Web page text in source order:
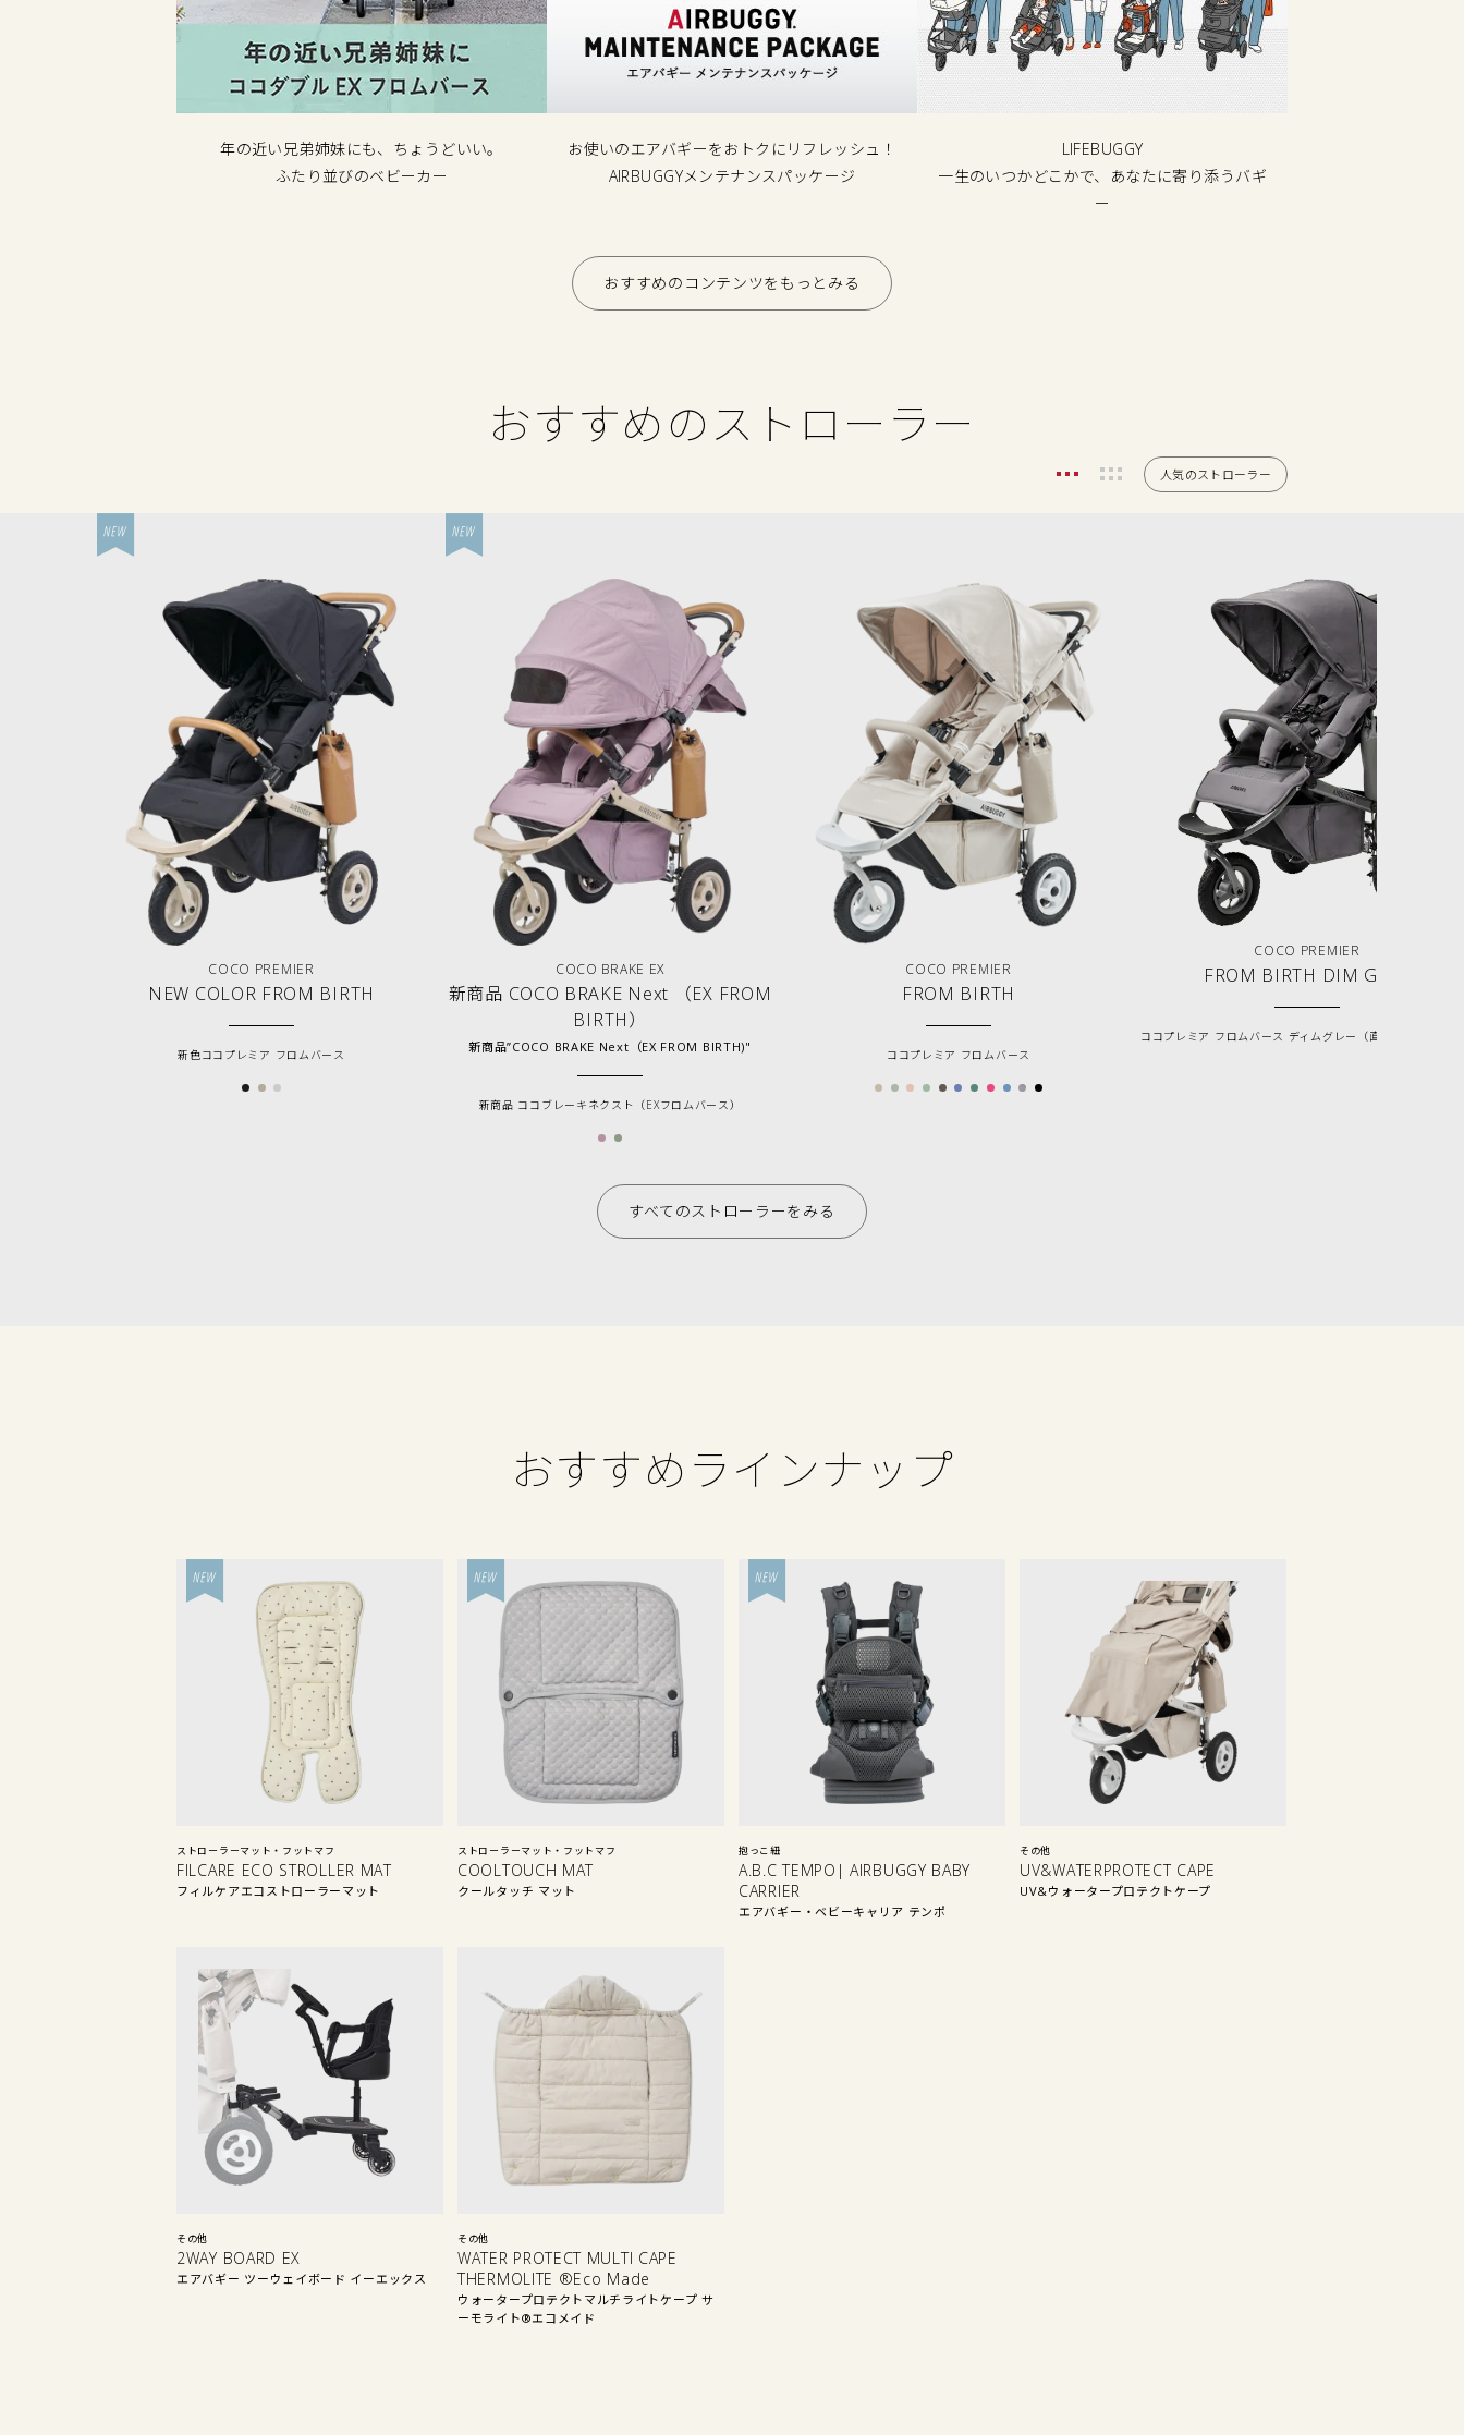
年の近い兄弟姉妹にも、ちょうどいい。
ふたり並びのベビーカー
お使いのエアバギーをおトクにリフレッシュ！
AIRBUGGYメンテナンスパッケージ
LIFEBUGGY
一生のいつかどこかで、あなたに寄り添うバギ
ー
おすすめのコンテンツをもっとみる
おすすめのストローラー
人気のストローラー
COCO PREMIER
NEW COLOR FROM BIRTH
新色ココプレミア フロムバース
COCO BRAKE EX
新商品 COCO BRAKE Next （EX FROM
BIRTH）
新商品”COCO BRAKE Next（EX FROM BIRTH)"
新商品 ココブレーキネクスト（EXフロムバース）
COCO PREMIER
FROM BIRTH
ココプレミア フロムバース
COCO PREMIER
FROM BIRTH DIM GREY
ココプレミア フロムバース ディムグレー（直営店限定カラ
すべてのストローラーをみる
おすすめラインナップ
ストローラーマット・フットマフ
FILCARE ECO STROLLER MAT
フィルケアエコストローラーマット
ストローラーマット・フットマフ
COOLTOUCH MAT
クールタッチ マット
抱っこ紐
A.B.C TEMPO| AIRBUGGY BABY
CARRIER
エアバギー・ベビーキャリア テンポ
その他
UV&WATERPROTECT CAPE
UV&ウォータープロテクトケープ
その他
2WAY BOARD EX
エアバギー ツーウェイボード イーエックス
その他
WATER PROTECT MULTI CAPE
THERMOLITE ®Eco Made
ウォータープロテクトマルチライトケープ サ
ーモライト®エコメイド